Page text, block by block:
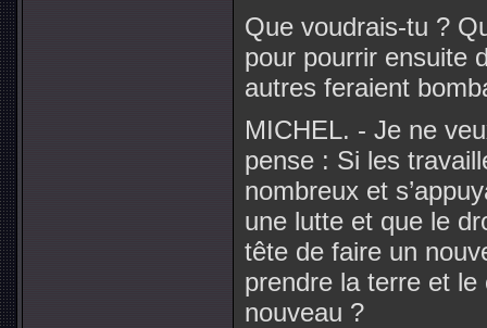
Que voudrais-tu ?
pour pourrir ensuite
autres feraient
MICHEL. - Je ne
pense : Si les
nombreux et
une lutte et que le
tête de faire un
prendre la terre et le
nouveau ?